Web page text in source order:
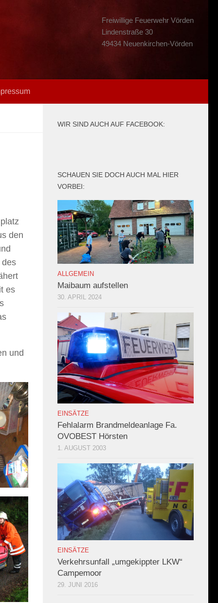
Freiwillige Feuerwehr Vörden
Lindenstraße 30
49434 Neuenkirchen-Vörden
den
des
es
und
WIR SIND AUCH AUF FACEBOOK:
SCHAUEN SIE DOCH AUCH MAL HIER
VORBEI:
ALLGEMEIN
Maibaum aufstellen
30. APRIL 2024
EINSÄTZE
Fehlalarm Brandmeldeanlage Fa.
OVOBEST Hörsten
1. AUGUST 2003
EINSÄTZE
Verkehrsunfall „umgekippter LKW“
Campemoor
29. JUNI 2016